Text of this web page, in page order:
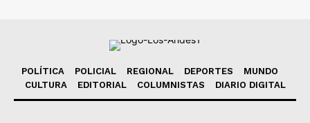
POLÍTICA POLICIAL REGIONAL DEPORTES
MUNDO
CULTURA
EDITORIAL COLUMNISTAS DIARIO DIGITAL